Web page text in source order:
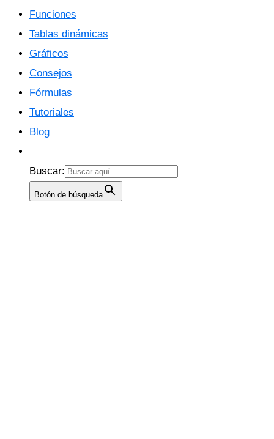
Funciones
Tablas dinámicas
Gráficos
Consejos
Fórmulas
Tutoriales
Blog
Buscar:
Botón de búsqueda